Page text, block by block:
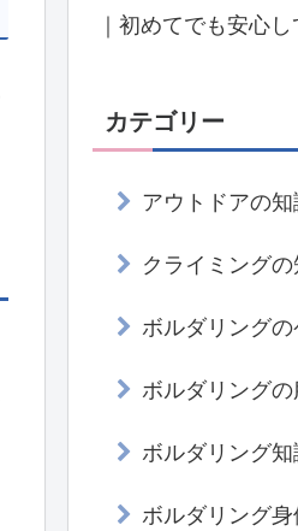
｜初めてでも安心
カテゴリー
アウトドアの
クライミング
ボルダリング
ボルダリング
ボルダリング
ボルダリング